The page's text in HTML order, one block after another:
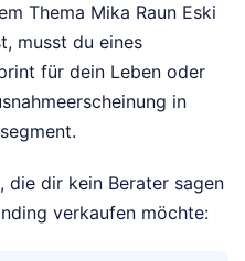
Thema Mika Raun Eski
musst du eines
für dein Leben oder
in
die dir kein Berater sagen
verkaufen möchte: